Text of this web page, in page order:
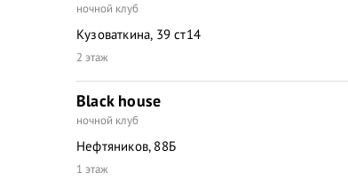
ночной клуб
Кузоваткина, 39 ст14
2 этаж
Black house
ночной клуб
Нефтяников, 88Б
1 этаж